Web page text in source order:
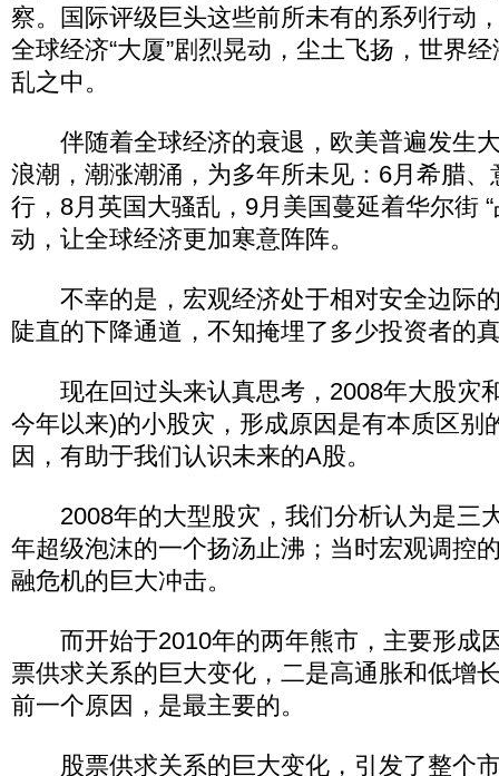
察。国际评级巨头这些前所未有的系列行动
全球经济“大厦”剧烈晃动，尘土飞扬，世界
乱之中。
伴随着全球经济的衰退，欧美普遍发生
浪潮，潮涨潮涌，为多年所未见：6月希腊
行，8月英国大骚乱，9月美国蔓延着华尔街
动，让全球经济更加寒意阵阵。
不幸的是，宏观经济处于相对安全边际
陡直的下降通道，不知掩埋了多少投资者的
现在回过头来认真思考，2008年大股灾
今年以来)的小股灾，形成原因是有本质区别
因，有助于我们认识未来的A股。
2008年的大型股灾，我们分析认为是三
年超级泡沫的一个扬汤止沸；当时宏观调控
融危机的巨大冲击。
而开始于2010年的两年熊市，主要形成
票供求关系的巨大变化，二是高通胀和低增
前一个原因，是最主要的。
股票供求关系的巨大变化，引发了整个